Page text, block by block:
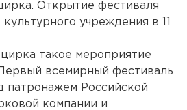
Открытие фестиваля
учреждения в 11
такое мероприятие
всемирный фестиваль
патронажем Российской
компании и